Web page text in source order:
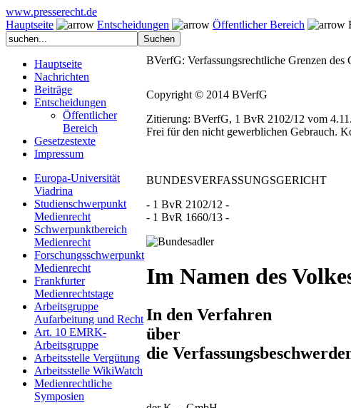
www.presserecht.de
Hauptseite
Entscheidungen Öffentlicher Bereich
Hauptseite
Nachrichten
Beiträge
Entscheidungen
Öffentlicher
Bereich
Gesetzestexte
Impressum
Europa-Universität
Viadrina
Studienschwerpunkt
Medienrecht
Schwerpunktbereich
Medienrecht
Forschungsschwerpunkt
Medienrecht
Frankfurter
Medienrechtstage
Arbeitsgruppe
Aufarbeitung und Recht
Art. 10 EMRK-
Arbeitsgruppe
Arbeitsstelle Vergütung
Arbeitsstelle WikiWatch
Medienrechtliche
Symposien
BVerfG: Verfassungsrechtliche Grenzen des
Copyright © 2014 BVerfG
Zitierung: BVerfG, 1 BvR 2102/12 vom
Frei für den nicht gewerblichen Gebrauch.
BUNDESVERFASSUNGSGERICHT
- 1 BvR 2102/12 -
- 1 BvR 1660/13 -
Im Namen des
In den Verfahren
über
die